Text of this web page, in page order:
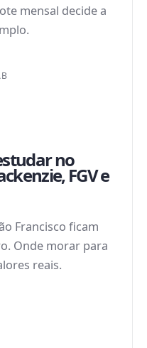
mensal decide a
no
FGV e
Francisco ficam
Onde morar para
reais.